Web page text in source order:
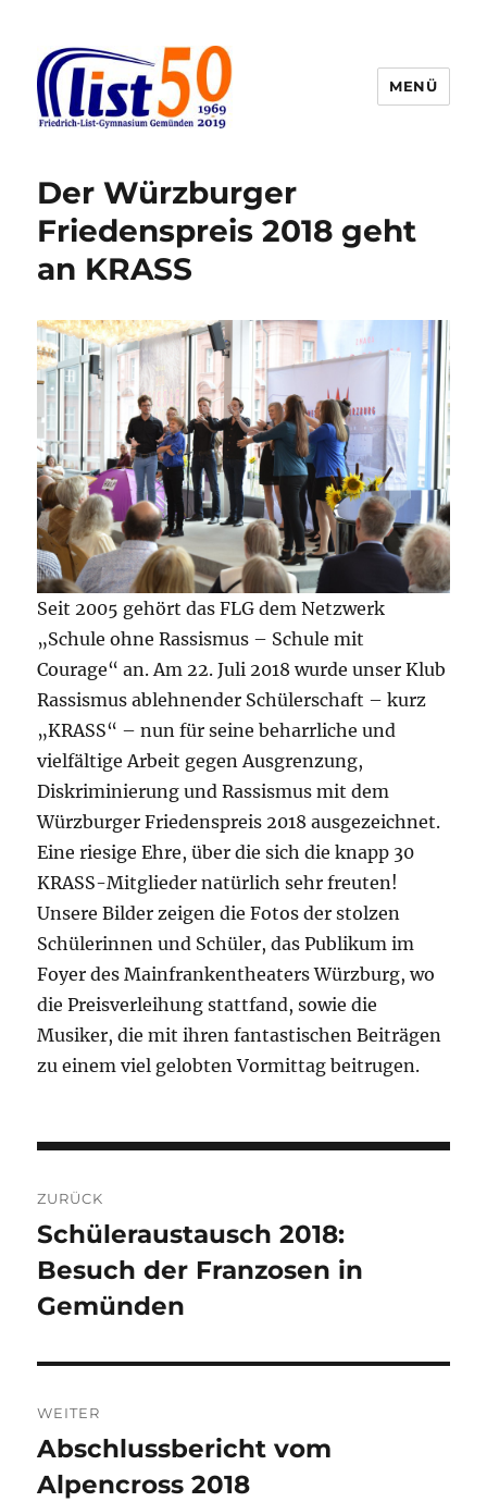
MENÜ
Der Würzburger
Friedenspreis 2018 geht
an KRASS
Seit 2005 gehört das FLG dem Netzwerk
„Schule ohne Rassismus – Schule mit
Courage“ an. Am 22. Juli 2018 wurde unser Klub
Rassismus ablehnender Schülerschaft – kurz
„KRASS“ – nun für seine beharrliche und
vielfältige Arbeit gegen Ausgrenzung,
Diskriminierung und Rassismus mit dem
Würzburger Friedenspreis 2018 ausgezeichnet.
Eine riesige Ehre, über die sich die knapp 30
KRASS-Mitglieder natürlich sehr freuten!
Unsere Bilder zeigen die Fotos der stolzen
Schülerinnen und Schüler, das Publikum im
Foyer des Mainfrankentheaters Würzburg, wo
die Preisverleihung stattfand, sowie die
Musiker, die mit ihren fantastischen Beiträgen
zu einem viel gelobten Vormittag beitrugen.
ZURÜCK
Vorheriger
Beitrag:
Schüleraustausch 2018:
Besuch der Franzosen in
Gemünden
WEITER
Nächster
Beitrag:
Abschlussbericht vom
Alpencross 2018